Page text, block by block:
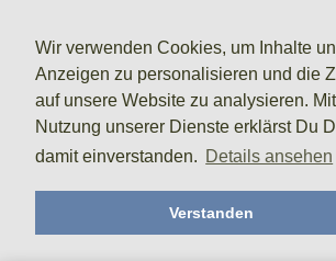
Wir verwenden Cookies, um Inhalte
Anzeigen zu personalisieren und die
auf unsere Website zu analysieren.
Nutzung unserer Dienste erklärst Du
damit einverstanden. Details ansehen
Verstanden